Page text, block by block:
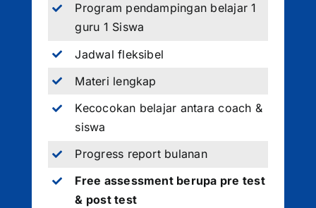
Program pendampingan belajar 1
guru 1 Siswa
Jadwal fleksibel
Materi lengkap
Kecocokan belajar antara coach &
siswa
Progress report bulanan
Free assessment berupa pre test
& post test